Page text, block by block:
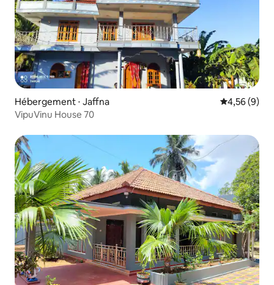
Hébergement ⋅ Jaffna Évaluation
4,56 (9)
VipuVinu House 70